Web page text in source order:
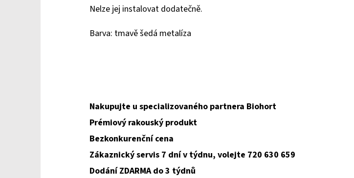
Nelze jej instalovat dodatečně.
Barva: tmavě šedá metalíza
Nakupujte u specializovaného partnera Biohort
Prémiový rakouský produkt
Bezkonkurenční cena
Zákaznický servis 7 dní v týdnu, volejte 720 630 659
Dodání ZDARMA do 3 týdnů